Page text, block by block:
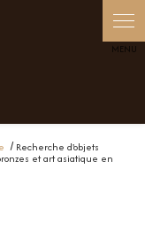
Recherche d'objets
et art asiatique en